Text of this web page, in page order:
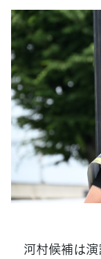
河村候補は演